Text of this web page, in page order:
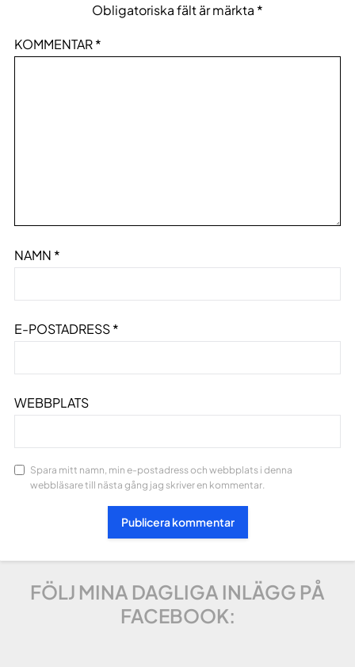
Obligatoriska fält är märkta *
KOMMENTAR*
NAMN *
E-POSTADRESS*
WEBBPLATS
Spara mitt namn, min e-postadress och webbplats i denna
webbläsare till nästa gång jag skriver en kommentar.
FÖLJ MINA DAGLIGA INLÄGG PÅ
FACEBOOK: